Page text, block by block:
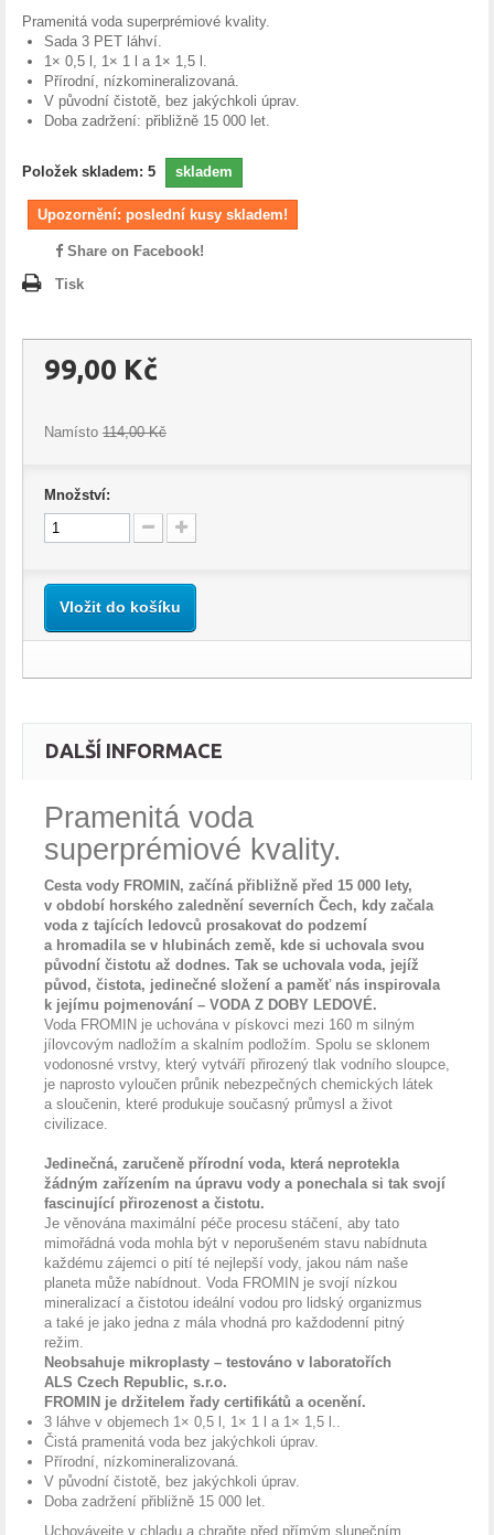
Pramenitá voda superprémiové kvality.
Sada 3 PET láhví.
1× 0,5 l, 1× 1 l a 1× 1,5 l.
Přírodní, nízkomineralizovaná.
V původní čistotě, bez jakýchkoli úprav.
Doba zadržení: přibližně 15 000 let.
Položek skladem: 5 skladem
Upozornění: poslední kusy skladem!
Share on Facebook!
Tisk
99,00 Kč
Namísto 114,00 Kč
Množství:
Vložit do košíku
DALŠÍ INFORMACE
Pramenitá voda
superprémiové kvality.
Cesta vody FROMIN, začíná přibližně před 15 000 lety,
v období horského zalednění severních Čech, kdy začala
voda z tajících ledovců prosakovat do podzemí
a hromadila se v hlubinách země, kde si uchovala svou
původní čistotu až dodnes. Tak se uchovala voda, jejíž
původ, čistota, jedinečné složení a paměť nás inspirovala
k jejímu pojmenování – VODA Z DOBY LEDOVÉ.
Voda FROMIN je uchována v pískovci mezi 160 m silným
jílovcovým nadložím a skalním podložím. Spolu se sklonem
vodonosné vrstvy, který vytváří přirozený tlak vodního sloupce,
je naprosto vyloučen průnik nebezpečných chemických látek
a sloučenin, které produkuje současný průmysl a život
civilizace.
Jedinečná, zaručeně přírodní voda, která neprotekla
žádným zařízením na úpravu vody a ponechala si tak svojí
fascinující přirozenost a čistotu.
Je věnována maximální péče procesu stáčení, aby tato
mimořádná voda mohla být v neporušeném stavu nabídnuta
každému zájemci o pití té nejlepší vody, jakou nám naše
planeta může nabídnout. Voda FROMIN je svojí nízkou
mineralizací a čistotou ideální vodou pro lidský organizmus
a také je jako jedna z mála vhodná pro každodenní pitný
režim.
Neobsahuje mikroplasty – testováno v laboratořích
ALS Czech Republic, s.r.o.
FROMIN je držitelem řady certifikátů a ocenění.
3 láhve v objemech 1× 0,5 l, 1× 1 l a 1× 1,5 l..
Čistá pramenitá voda bez jakýchkoli úprav.
Přírodní, nízkomineralizovaná.
V původní čistotě, bez jakýchkoli úprav.
Doba zadržení přibližně 15 000 let.
Uchovávejte v chladu a chraňte před přímým slunečním